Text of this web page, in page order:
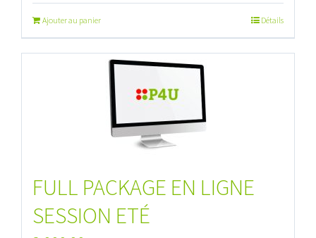
Ajouter au panier Détails
FULL PACKAGE EN LIGNE
SESSION ETÉ